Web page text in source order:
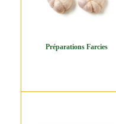
Préparations Farcies